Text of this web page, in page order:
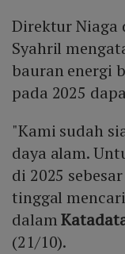
Direktur Niaga
Syahril
bauran energi
pada 2025
"Kami sudah
daya alam.
di 2025
tinggal
dalam
(21/10).